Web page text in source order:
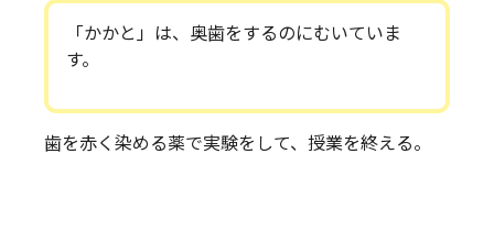
「かかと」は、奥歯をするのにむいていま
す。
歯を赤く染める薬で実験をして、授業を終える。